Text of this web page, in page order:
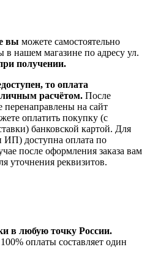
вы можете самостоятельно
в нашем магазине по адресу ул.
получении.
то оплата
расчётом. После
перенаправлены на сайт
оплатить покупку (с
банковской картой. Для
доступна оплата по
после оформления заказа вам
уточнения реквизитов.
в любую точку России.
оплаты составляет один